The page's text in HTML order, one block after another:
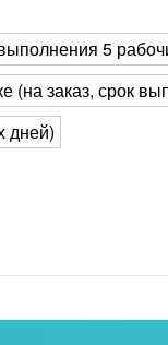
5
(на заказ, срок
дней)